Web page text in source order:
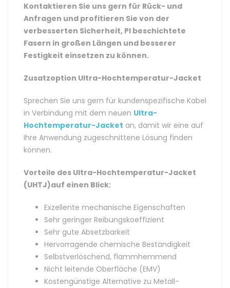
Kontaktieren Sie uns gern für Rück- und
Anfragen und profitieren Sie von der
verbesserten Sicherheit, PI beschichtete
Fasern in großen Längen und besserer
Festigkeit einsetzen zu können.
Zusatzoption Ultra-Hochtemperatur-Jacket
Sprechen Sie uns gern für kundenspezifische Kabel
in Verbindung mit dem neuen Ultra-
Hochtemperatur-Jacket an, damit wir eine auf
Ihre Anwendung zugeschnittene Lösung finden
können.
Vorteile des Ultra-Hochtemperatur-Jacket
(UHTJ)auf einen Blick:
Exzellente mechanische Eigenschaften
Sehr geringer Reibungskoeffizient
Sehr gute Absetzbarkeit
Hervorragende chemische Beständigkeit
Selbstverlöschend, flammhemmend
Nicht leitende Oberfläche (EMV)
Kostengünstige Alternative zu Metall-